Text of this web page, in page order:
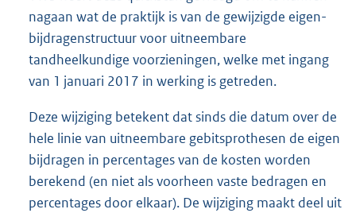
nagaan wat de praktijk is van de gewijzigde eigen-
bijdragenstructuur voor uitneembare
tandheelkundige voorzieningen, welke met ingang
van 1 januari 2017 in werking is getreden.
Deze wijziging betekent dat sinds die datum over de
hele linie van uitneembare gebitsprothesen de eigen
bijdragen in percentages van de kosten worden
berekend (en niet als voorheen vaste bedragen en
percentages door elkaar). De wijziging maakt deel uit